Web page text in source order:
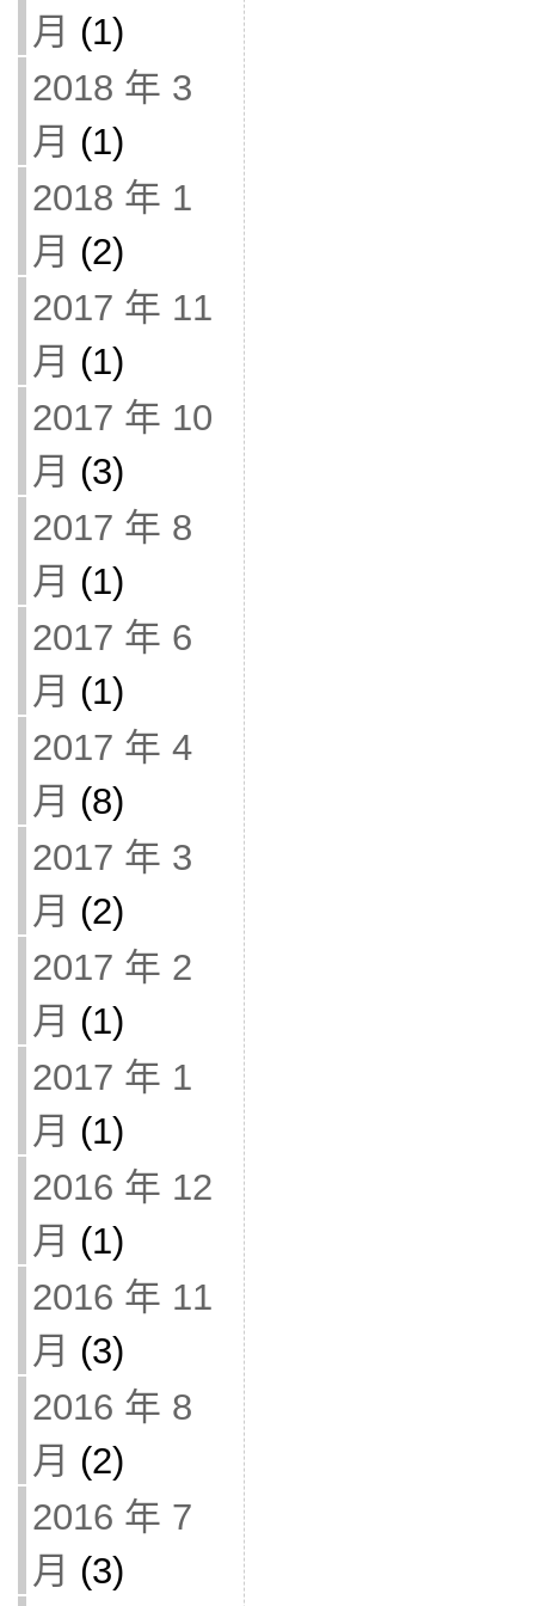
月 (1)
2018 年 3
月 (1)
2018 年 1
月 (2)
2017 年 11
月 (1)
2017 年 10
月 (3)
2017 年 8
月 (1)
2017 年 6
月 (1)
2017 年 4
月 (8)
2017 年 3
月 (2)
2017 年 2
月 (1)
2017 年 1
月 (1)
2016 年 12
月 (1)
2016 年 11
月 (3)
2016 年 8
月 (2)
2016 年 7
月 (3)